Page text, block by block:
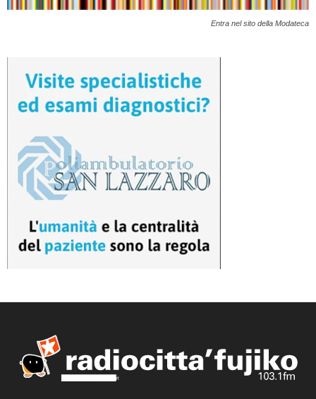
Entra nel sito della Modateca